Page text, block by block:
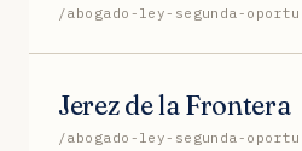
/abogado-ley-segunda-
Jerez de la Frontera
/abogado-ley-segunda-